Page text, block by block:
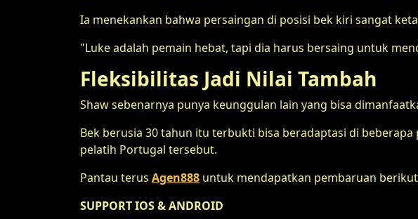
Ia menekankan bahwa persaingan di posisi bek kiri sangat
"Luke adalah pemain hebat, tapi dia harus bersaing untuk
Fleksibilitas Jadi Nilai Tambah
Shaw sebenarnya punya keunggulan lain yang bisa
Bek berusia 30 tahun itu terbukti bisa beradaptasi di
pelatih Portugal tersebut.
Pantau terus Agen888 untuk mendapatkan pembaruan
SUPPORT IOS & ANDROID